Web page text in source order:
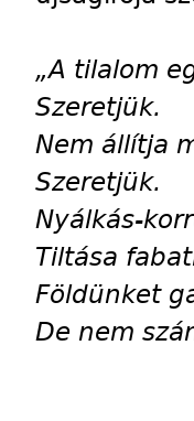
„A tilalom
Szeretjük.
Nem állítja
Szeretjük.
Nyálkás-
Tiltása
Földünket
De nem